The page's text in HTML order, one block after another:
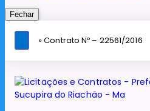
» Contrato Nº – 22561/2016
Fechar